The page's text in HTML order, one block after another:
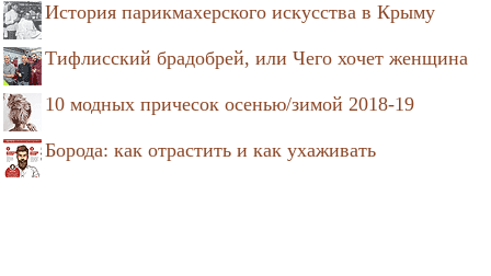
История парикмахерского искусства в Крыму
Тифлисский брадобрей, или Чего хочет женщина
10 модных причесок осенью/зимой 2018-19
Борода: как отрастить и как ухаживать